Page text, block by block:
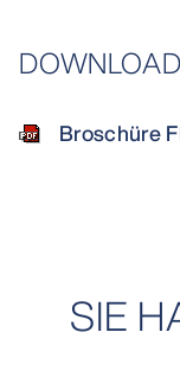
DOWNLOAD
Broschüre
SIE